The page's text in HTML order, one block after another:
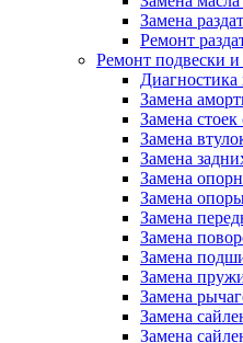
Замена
Ремонт
Ремонт подвески и
Диагностика
Замена
Замена стоек
Замена
Замена
Замена
Замена
Замена
Замена
Замена
Замена
Замена
Замена
Замена